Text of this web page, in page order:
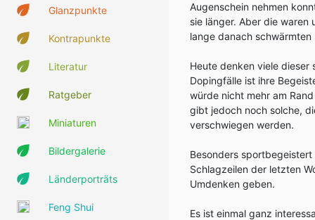
Glanzpunkte
Kontrapunkte
Literatur
Ratgeber
Miniaturen
Bildergalerie
Länderporträts
Feng Shui
Augenschein nehmen
sie länger. Aber die
lange danach
Heute denken viele
Dopingfälle ist ihre
würde nicht mehr am
gibt jedoch noch solche,
verschwiegen werden.
Besonders
Schlagzeilen der letzten
Umdenken geben.
Es ist einmal ganz